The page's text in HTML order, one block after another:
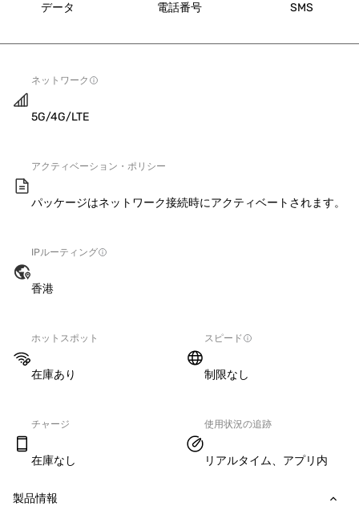
データ 電話番号 SMS
ネットワーク
5G/4G/LTE
アクティベーション・ポリシー
パッケージはネットワーク接続時にアクティベートされます。
IPルーティング
香港
ホットスポット
在庫あり
スピード
制限なし
チャージ
在庫なし
使用状況の追跡
リアルタイム、アプリ内
製品情報